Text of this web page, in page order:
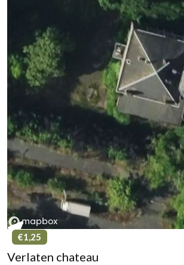
€1,25
Verlaten chateau